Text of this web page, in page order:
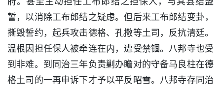
誓，以消除工布郎结之疑虑。但后来工布郎结变卦，
撕毁誓约，起兵攻击德格、孔撒等土司，反抗清廷。
温根因担任保人被牵连在内，遭受禁锢。八邦寺也受
到非难。到同治三年负责剿办瞻对的守备马良柱在德
格土司的一再申诉下才予以平反昭雪。八邦寺存同治